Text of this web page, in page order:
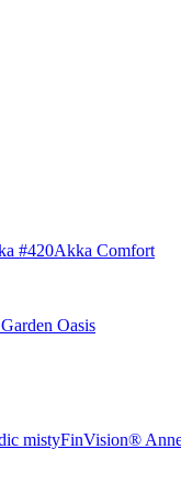
#420Akka Comfort
Oasis
mistyFinVision®